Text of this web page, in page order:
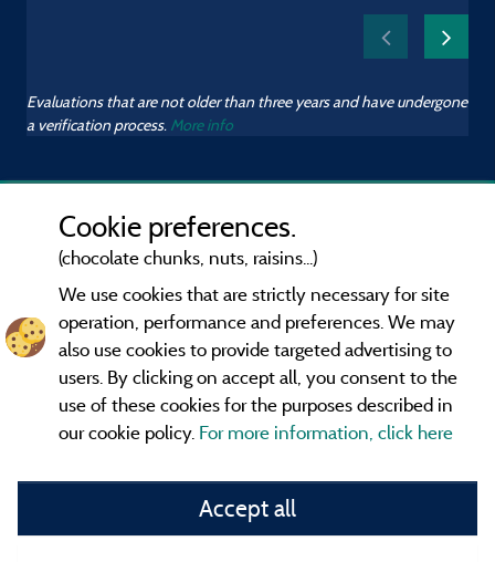
Evaluations that are not older than three years and have undergone
a verification process. More info
Information publisher and contact
General terms of use
Cookie preferences.
(chocolate chunks, nuts, raisins...)
We use cookies that are strictly necessary for site
operation, performance and preferences. We may
also use cookies to provide targeted advertising to
users. By clicking on accept all, you consent to the
use of these cookies for the purposes described in
our cookie policy. For more information, click here
Accept all